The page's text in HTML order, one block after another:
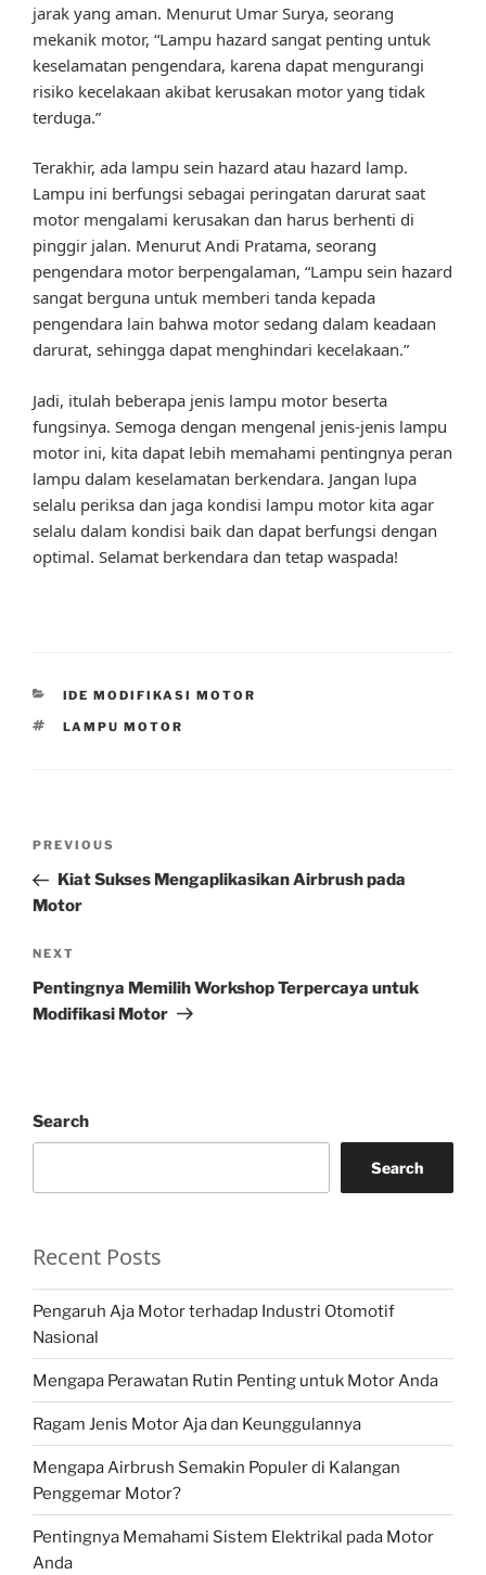
jarak yang aman. Menurut Umar Surya, seorang
mekanik motor, “Lampu hazard sangat penting untuk
keselamatan pengendara, karena dapat mengurangi
risiko kecelakaan akibat kerusakan motor yang tidak
terduga.”
Terakhir, ada lampu sein hazard atau hazard lamp.
Lampu ini berfungsi sebagai peringatan darurat saat
motor mengalami kerusakan dan harus berhenti di
pinggir jalan. Menurut Andi Pratama, seorang
pengendara motor berpengalaman, “Lampu sein hazard
sangat berguna untuk memberi tanda kepada
pengendara lain bahwa motor sedang dalam keadaan
darurat, sehingga dapat menghindari kecelakaan.”
Jadi, itulah beberapa jenis lampu motor beserta
fungsinya. Semoga dengan mengenal jenis-jenis lampu
motor ini, kita dapat lebih memahami pentingnya peran
lampu dalam keselamatan berkendara. Jangan lupa
selalu periksa dan jaga kondisi lampu motor kita agar
selalu dalam kondisi baik dan dapat berfungsi dengan
optimal. Selamat berkendara dan tetap waspada!
CATEGORIES
IDE MODIFIKASI MOTOR
TAGS
LAMPU MOTOR
Previous
Post
PREVIOUS
Kiat Sukses Mengaplikasikan Airbrush pada
Motor
Next
Post
NEXT
Pentingnya Memilih Workshop Terpercaya untuk
Modifikasi Motor
Search
Search
Recent Posts
Pengaruh Aja Motor terhadap Industri Otomotif
Nasional
Mengapa Perawatan Rutin Penting untuk Motor Anda
Ragam Jenis Motor Aja dan Keunggulannya
Mengapa Airbrush Semakin Populer di Kalangan
Penggemar Motor?
Pentingnya Memahami Sistem Elektrikal pada Motor
Anda